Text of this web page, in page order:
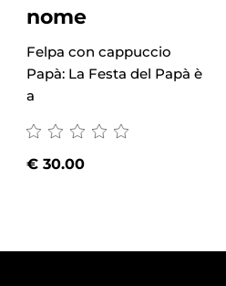
nome
Felpa con cappuccio
Papà: La Festa del Papà è
a
€ 30.00